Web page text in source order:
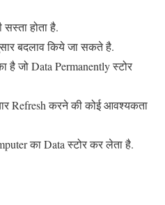
होता है.
बदलाव किये जा सकते है.
है जो Data Permanently स्टोर
Refresh करने की कोई आवश्यकता
का Data स्टोर कर लेता है.